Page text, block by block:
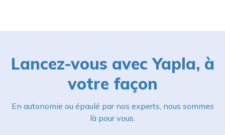
Lancez-vous avec Yapla, à
votre façon
En autonomie ou épaulé par nos experts, nous sommes
là pour vous.